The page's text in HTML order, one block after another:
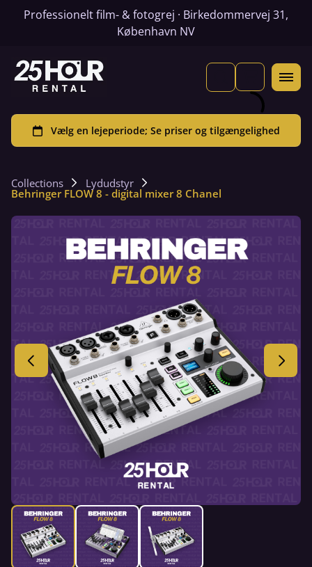
Professionelt film- & fotogrej · Birkedommervej 31,
København NV
Collections Lydudstyr
Behringer FLOW 8 - digital mixer 8 Chanel